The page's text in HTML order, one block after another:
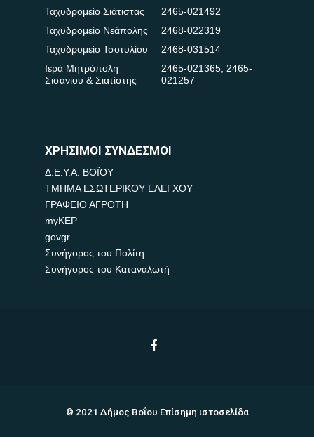
Ταχυδρομείο Σιάτιστας
2465-021492
Ταχυδρομείο Νεάπολης
2468-022319
Ταχυδρομείο Τσοτυλίου
2468-031514
Ιερά Μητρόπολη
Σισανίου & Σιατίστης
2465-021365, 2465-
021257
ΧΡΗΣΙΜΟΙ ΣΥΝΔΕΣΜΟΙ
Δ.Ε.Υ.Α. ΒΟΪΟΥ
ΤΜΗΜΑ ΕΣΩΤΕΡΙΚΟΥ ΕΛΕΓΧΟΥ
ΓΡΑΦΕΙΟ ΑΓΡΟΤΗ
myKEP
govgr
Συνήγορος του Πολίτη
Συνήγορος του Καταναλωτή
© 2021 Δήμος Βοΐου Επίσημη ιστοσελίδα